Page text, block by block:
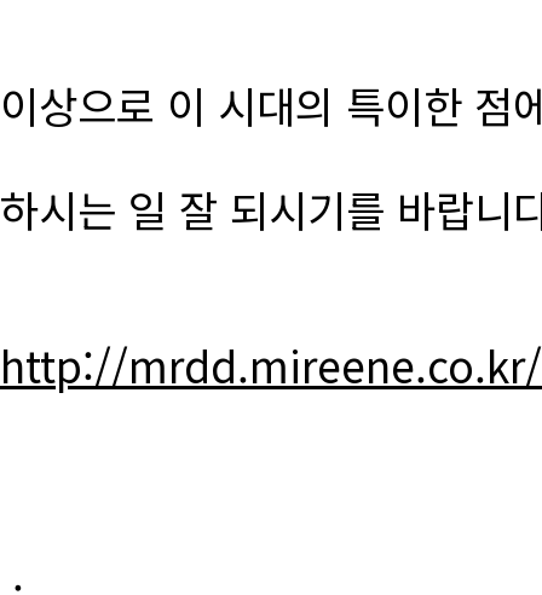
이상으로 이 시대의 특이한 점
하시는 일 잘 되시기를 바랍니
http://
.